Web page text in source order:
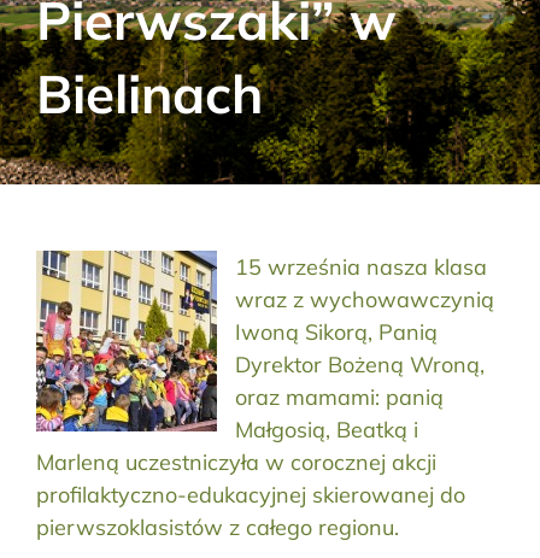
Aktualności
Kontakt
RODO
Szukaj:
Pierwszaki” w
Bielinach
15 września nasza klasa
wraz z wychowawczynią
Iwoną Sikorą, Panią
Dyrektor Bożeną Wroną,
oraz mamami: panią
Małgosią, Beatką i
Marleną uczestniczyła w corocznej akcji
profilaktyczno-edukacyjnej skierowanej do
pierwszoklasistów z całego regionu.